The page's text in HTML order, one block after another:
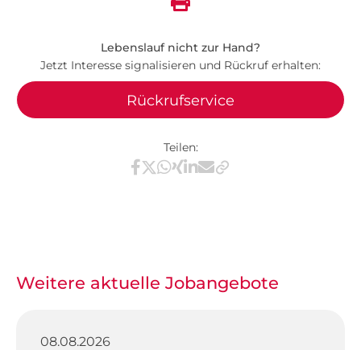
Lebenslauf nicht zur Hand?
Jetzt Interesse signalisieren und Rückruf erhalten:
Rückrufservice
Teilen:
Teilen via Facebook
Teilen via X / Twitter
Teilen via WhatsApp
Teilen via Xing
Teilen via LinkedIn
Teilen via E-Mail
Weitere aktuelle Jobangebote
08.08.2026